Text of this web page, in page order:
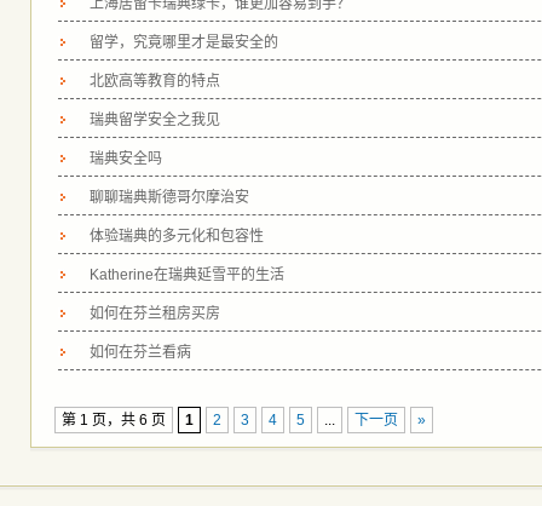
上海居留卡瑞典绿卡，谁更加容易到手？
留学，究竟哪里才是最安全的
北欧高等教育的特点
瑞典留学安全之我见
瑞典安全吗
聊聊瑞典斯德哥尔摩治安
体验瑞典的多元化和包容性
Katherine在瑞典延雪平的生活
如何在芬兰租房买房
如何在芬兰看病
第 1 页，共 6 页 1 2 3 4 5 ... 下一页 »